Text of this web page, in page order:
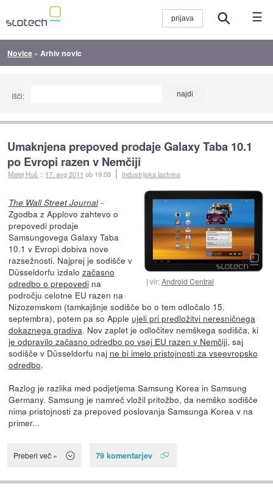
☰
Novice » Arhiv novic
Išči:
Umaknjena prepoved prodaje Galaxy Taba 10.1
po Evropi razen v Nemčiji
Matej Huš :: 17. avg 2011 ob 19:08 Industrijska lastnina
vir:Android Central
The Wall Street Journal-
Zgodba z Applovo zahtevo o
prepovedi prodaje
Samsungovega Galaxy Taba
10.1 v Evropi dobiva nove
razsežnosti. Najprej je sodišče v
Düsseldorfu izdalo začasno
odredbo o prepovedina
področju celotne EU razen na
Nizozemskem (tamkajšnje sodišče bo o tem odločalo 15.
septembra), potem pa so Apple ujeli pri predložitvi neresničnega
dokaznega gradiva. Nov zaplet je odločitev nemškega sodišča, ki
je odpravilo začasno odredbo po vsej EU razen v Nemčiji, saj
sodišče v Düsseldorfu naj ne bi imelo pristojnosti za vseevropsko
odredbo.
Razlog je razlika med podjetjema Samsung Korea in Samsung
Germany. Samsung je namreč vložil pritožbo, da nemško sodišče
nima pristojnosti za prepoved poslovanja Samsunga Korea v na
primer...
Preberi več » 79 komentarjev